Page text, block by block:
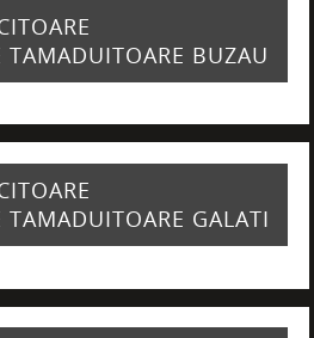
TAMADUITOARE BUZAU
TAMADUITOARE GALATI